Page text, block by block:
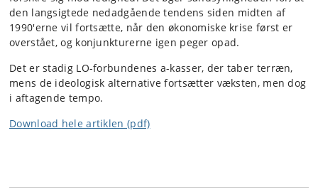
den langsigtede nedadgående tendens siden midten af
1990'erne vil fortsætte, når den økonomiske krise først er
overstået, og konjunkturerne igen peger opad.
Det er stadig LO-forbundenes a-kasser, der taber terræn,
mens de ideologisk alternative fortsætter væksten, men dog
i aftagende tempo.
Download hele artiklen (pdf)